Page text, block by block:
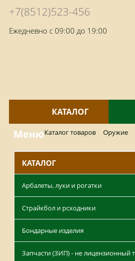
+7(8512)523-456
Ежедневно с 09:00 до 19:00
КАТАЛОГ
МенюКаталог товаров Оружие
КАТАЛОГ
Арбалеты, луки и рогатки
Страйкбол и рсходники
Бондарные изделия
Запчасти (ЗИП) - не лицензионный